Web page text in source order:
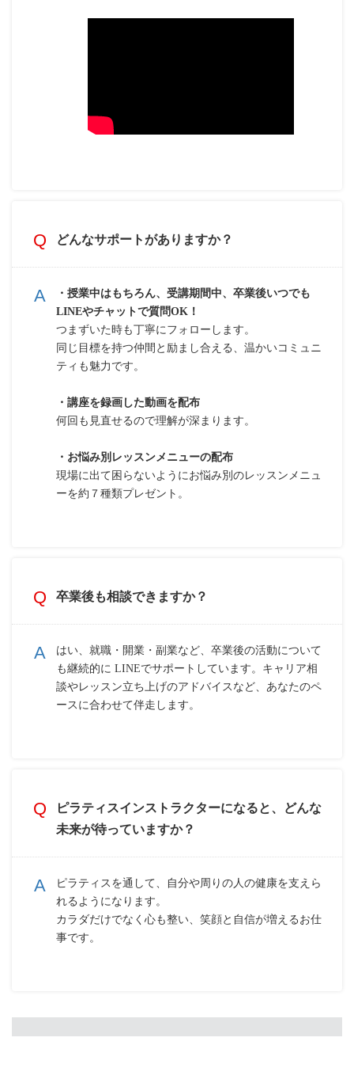
どんなサポートがありますか？
・授業中はもちろん、受講期間中、卒業後いつでも
LINEやチャットで質問OK！
つまずいた時も丁寧にフォローします。
同じ目標を持つ仲間と励まし合える、温かいコミュニ
ティも魅力です。
・講座を録画した動画を配布
何回も見直せるので理解が深まります。
・お悩み別レッスンメニューの配布
現場に出て困らないようにお悩み別のレッスンメニュ
ーを約７種類プレゼント。
卒業後も相談できますか？
はい、就職・開業・副業など、卒業後の活動について
も継続的に LINEでサポートしています。キャリア相
談やレッスン立ち上げのアドバイスなど、あなたのペ
ースに合わせて伴走します。
ピラティスインストラクターになると、どんな
未来が待っていますか？
ピラティスを通して、自分や周りの人の健康を支えら
れるようになります。
カラダだけでなく心も整い、笑顔と自信が増えるお仕
事です。